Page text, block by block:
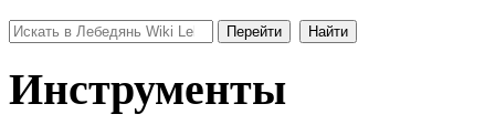
Инструменты